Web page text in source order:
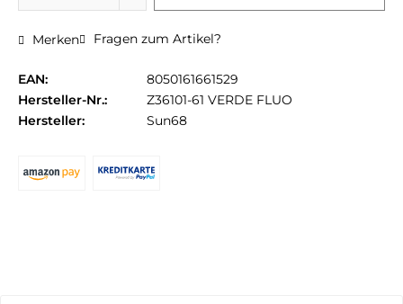
Merken Fragen zum Artikel?
EAN:
8050161661529
Hersteller-Nr.:
Z36101-61 VERDE FLUO
Hersteller:
Sun68